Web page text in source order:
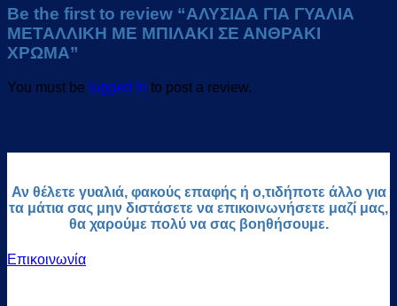
Be the first to review “ΑΛΥΣΙΔΑ ΓΙΑ ΓΥΑΛΙΑ
ΜΕΤΑΛΛΙΚΗ ΜΕ ΜΠΙΛΑΚΙ ΣΕ ΑΝΘΡΑΚΙ
ΧΡΩΜΑ”
You must be logged in to post a review.
Αν θέλετε γυαλιά, φακούς επαφής ή ο,τιδήποτε άλλο για
τα μάτια σας μην διστάσετε να επικοινωνήσετε μαζί μας,
θα χαρούμε πολύ να σας βοηθήσουμε.
Επικοινωνία